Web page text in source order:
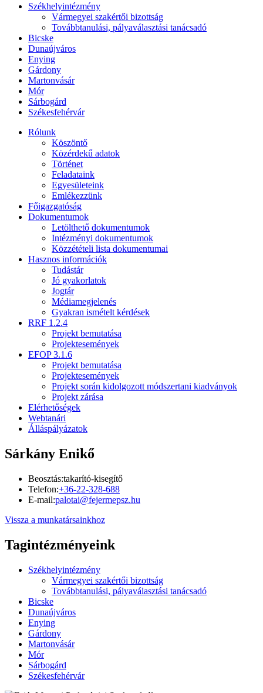
Székhelyintézmény
Vármegyei szakértői bizottság
Továbbtanulási, pályaválasztási tanácsadó
Bicske
Dunaújváros
Enying
Gárdony
Martonvásár
Mór
Sárbogárd
Székesfehérvár
Rólunk
Köszöntő
Közérdekű adatok
Történet
Feladataink
Egyesületeink
Emlékezzünk
Főigazgatóság
Dokumentumok
Letölthető dokumentumok
Intézményi dokumentumok
Közzétételi lista dokumentumai
Hasznos információk
Tudástár
Jó gyakorlatok
Jogtár
Médiamegjelenés
Gyakran ismételt kérdések
RRF 1.2.4
Projekt bemutatása
Projektesemények
EFOP 3.1.6
Projekt bemutatása
Projektesemények
Projekt során kidolgozott módszertani kiadványok
Projekt zárása
Elérhetőségek
Webtanári
Álláspályázatok
Sárkány Enikő
Beosztás:takarító-kisegítő
Telefon:+36-22-328-688
E-mail:palotai@fejermepsz.hu
Vissza a munkatársainkhoz
Tagintézményeink
Székhelyintézmény
Vármegyei szakértői bizottság
Továbbtanulási, pályaválasztási tanácsadó
Bicske
Dunaújváros
Enying
Gárdony
Martonvásár
Mór
Sárbogárd
Székesfehérvár